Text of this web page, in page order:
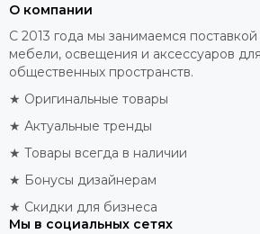
О компании
С 2013 года мы занимаемся
мебели, освещения и аксессуаров
общественных пространств.
★ Оригинальные товары
★ Актуальные тренды
★ Товары всегда в наличии
★ Бонусы дизайнерам
★ Скидки для бизнеса
Мы в социальных сетях